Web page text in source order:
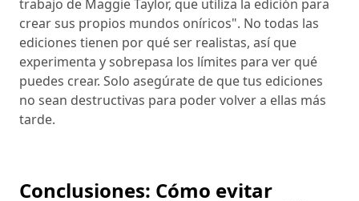
trabajo de Maggie Taylor, que utiliza la edición para
crear sus propios mundos oníricos". No todas las
ediciones tienen por qué ser realistas, así que
experimenta y sobrepasa los límites para ver qué
puedes crear. Solo asegúrate de que tus ediciones
no sean destructivas para poder volver a ellas más
tarde.
Conclusiones: Cómo evitar